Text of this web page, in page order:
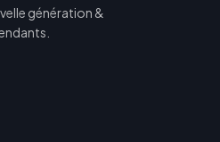
génération &